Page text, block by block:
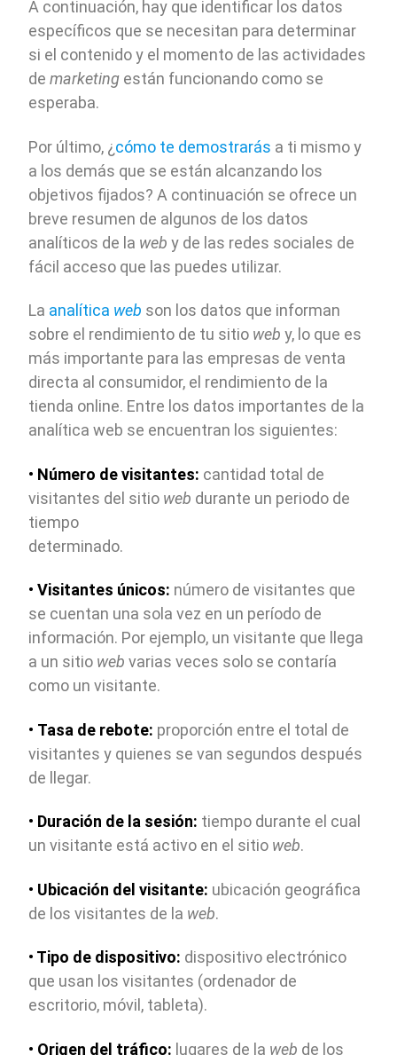
A continuación, hay que identificar los datos
específicos que se necesitan para determinar
si el contenido y el momento de las actividades
demarketing están funcionando como se
esperaba.
Por último, ¿cómo te demostrarás a ti mismo y
a los demás que se están alcanzando los
objetivos fijados? A continuación se ofrece un
breve resumen de algunos de los datos
analíticos de la web y de las redes sociales de
fácil acceso que las puedes utilizar.
La analítica web son los datos que informan
sobre el rendimiento de tu sitio web y, lo que es
más importante para las empresas de venta
directa al consumidor, el rendimiento de la
tienda online. Entre los datos importantes de la
analítica web se encuentran los siguientes:
• Número de visitantes: cantidad total de
visitantes del sitio web durante un periodo de
tiempo
determinado.
•Visitantes únicos: número de visitantes que
se cuentan una sola vez en un período de
información. Por ejemplo, un visitante que llega
a un sitio web varias veces solo se contaría
como un visitante.
• Tasa de rebote: proporción entre el total de
visitantes y quienes se van segundos después
de llegar.
• Duración de la sesión: tiempo durante el cual
un visitante está activo en el sitio web.
• Ubicación del visitante: ubicación geográfica
de los visitantes de la web.
• Tipo de dispositivo: dispositivo electrónico
que usan los visitantes (ordenador de
escritorio, móvil, tableta).
• Origen del tráfico: lugares de la web de los